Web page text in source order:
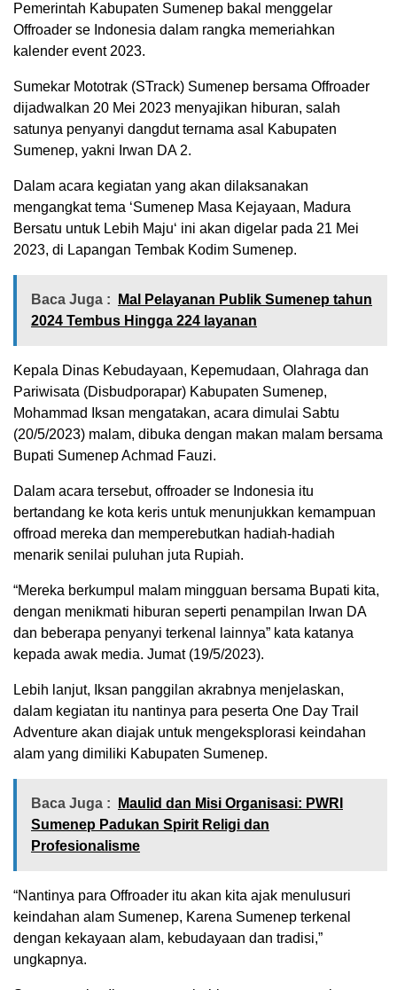
Pemerintah Kabupaten Sumenep bakal menggelar
Offroader se Indonesia dalam rangka memeriahkan
kalender event 2023.
Sumekar Mototrak (STrack) Sumenep bersama Offroader
dijadwalkan 20 Mei 2023 menyajikan hiburan, salah
satunya penyanyi dangdut ternama asal Kabupaten
Sumenep, yakni Irwan DA 2.
Dalam acara kegiatan yang akan dilaksanakan
mengangkat tema ‘Sumenep Masa Kejayaan, Madura
Bersatu untuk Lebih Maju‘ ini akan digelar pada 21 Mei
2023, di Lapangan Tembak Kodim Sumenep.
Baca Juga :
Mal Pelayanan Publik Sumenep tahun
2024 Tembus Hingga 224 layanan
Kepala Dinas Kebudayaan, Kepemudaan, Olahraga dan
Pariwisata (Disbudporapar) Kabupaten Sumenep,
Mohammad Iksan mengatakan, acara dimulai Sabtu
(20/5/2023) malam, dibuka dengan makan malam bersama
Bupati Sumenep Achmad Fauzi.
Dalam acara tersebut, offroader se Indonesia itu
bertandang ke kota keris untuk menunjukkan kemampuan
offroad mereka dan memperebutkan hadiah-hadiah
menarik senilai puluhan juta Rupiah.
“Mereka berkumpul malam mingguan bersama Bupati kita,
dengan menikmati hiburan seperti penampilan Irwan DA
dan beberapa penyanyi terkenal lainnya” kata katanya
kepada awak media. Jumat (19/5/2023).
Lebih lanjut, Iksan panggilan akrabnya menjelaskan,
dalam kegiatan itu nantinya para peserta One Day Trail
Adventure akan diajak untuk mengeksplorasi keindahan
alam yang dimiliki Kabupaten Sumenep.
Baca Juga :
Maulid dan Misi Organisasi: PWRI
Sumenep Padukan Spirit Religi dan
Profesionalisme
“Nantinya para Offroader itu akan kita ajak menulusuri
keindahan alam Sumenep, Karena Sumenep terkenal
dengan kekayaan alam, kebudayaan dan tradisi,”
ungkapnya.